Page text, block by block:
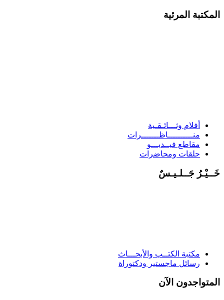
المرئية
أفلام وثـــائـقـية
منــــــــــاظـــــــرات
مقاطع فيــديـــو
حلقات ومحاضرات
جَــلـيـسٌ
مكتبة الكتــب والأبحـــاث
رسائل ماجستير ودكتوراة
الآن